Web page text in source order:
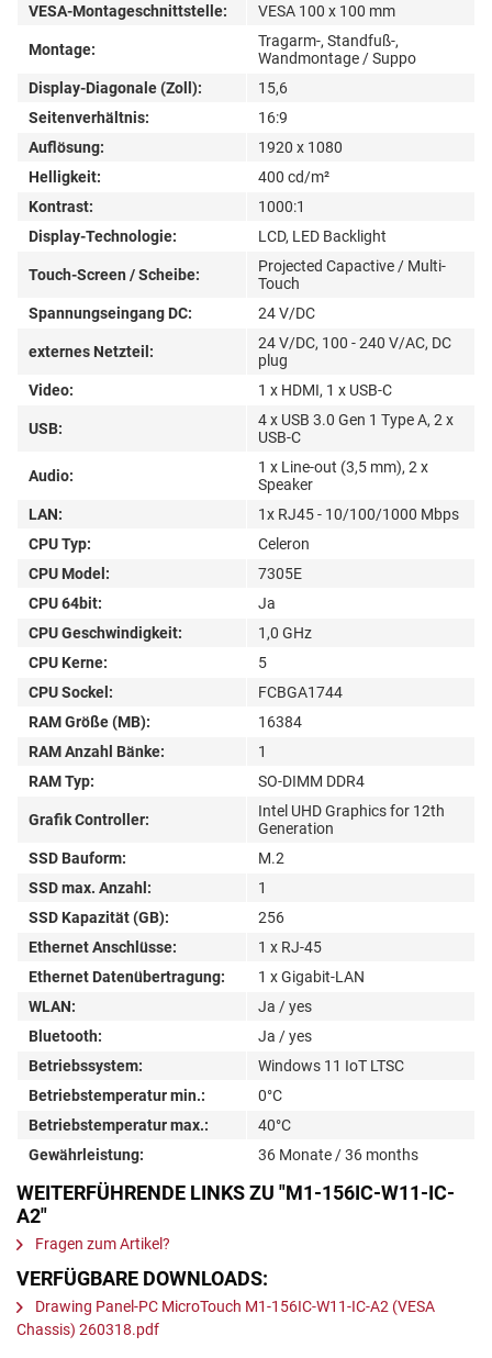
VESA-Montageschnittstelle:
VESA 100 x 100 mm
Montage:
Tragarm-, Standfuß-,
Wandmontage / Suppo
Display-Diagonale (Zoll):
15,6
Seitenverhältnis:
16:9
Auflösung:
1920 x 1080
Helligkeit:
400 cd/m²
Kontrast:
1000:1
Display-Technologie:
LCD, LED Backlight
Touch-Screen / Scheibe:
Projected Capactive / Multi-
Touch
Spannungseingang DC:
24 V/DC
externes Netzteil:
24 V/DC, 100 - 240 V/AC, DC
plug
Video:
1 x HDMI, 1 x USB-C
USB:
4 x USB 3.0 Gen 1 Type A, 2 x
USB-C
Audio:
1 x Line-out (3,5 mm), 2 x
Speaker
LAN:
1x RJ45 - 10/100/1000 Mbps
CPU Typ:
Celeron
CPU Model:
7305E
CPU 64bit:
Ja
CPU Geschwindigkeit:
1,0 GHz
CPU Kerne:
5
CPU Sockel:
FCBGA1744
RAM Größe (MB):
16384
RAM Anzahl Bänke:
1
RAM Typ:
SO-DIMM DDR4
Grafik Controller:
Intel UHD Graphics for 12th
Generation
SSD Bauform:
M.2
SSD max. Anzahl:
1
SSD Kapazität (GB):
256
Ethernet Anschlüsse:
1 x RJ-45
Ethernet Datenübertragung:
1 x Gigabit-LAN
WLAN:
Ja / yes
Bluetooth:
Ja / yes
Betriebssystem:
Windows 11 IoT LTSC
Betriebstemperatur min.:
0°C
Betriebstemperatur max.:
40°C
Gewährleistung:
36 Monate / 36 months
WEITERFÜHRENDE LINKS ZU "M1-156IC-W11-IC-
A2"
Fragen zum Artikel?
VERFÜGBARE DOWNLOADS:
Drawing Panel-PC MicroTouch M1-156IC-W11-IC-A2 (VESA
Chassis) 260318.pdf